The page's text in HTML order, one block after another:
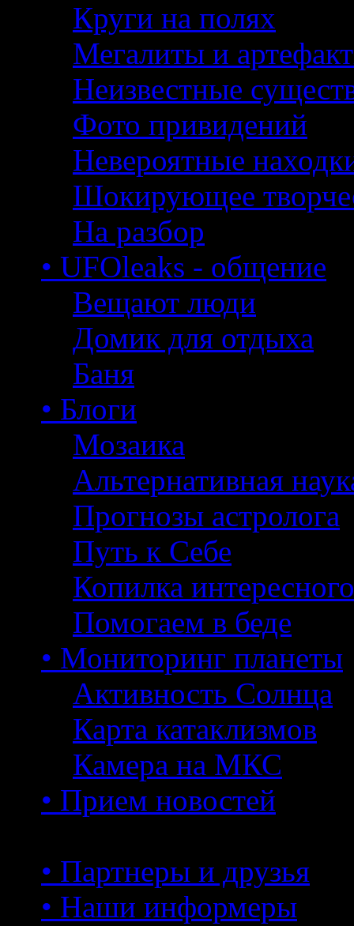
Круги на полях
Мегалиты и
Неизвестные
Фото привидений
Невероятные
Шокирующее
На разбор
• UFOleaks - общение
Вещают люди
Домик для отдыха
Баня
• Блоги
Мозаика
Альтернативная
Прогнозы астролога
Путь к Себе
Копилка интересного
Помогаем в беде
• Мониторинг планеты
Активность Солнца
Карта катаклизмов
Камера на МКС
• Прием новостей
• Партнеры и друзья
• Наши информеры